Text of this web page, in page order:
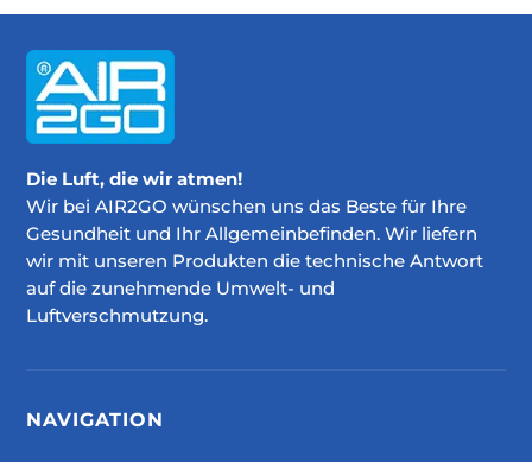
Die Luft, die wir atmen!
Wir bei AIR2GO wünschen uns das Beste für Ihre
Gesundheit und Ihr Allgemeinbefinden. Wir liefern
wir mit unseren Produkten die technische Antwort
auf die zunehmende Umwelt- und
Luftverschmutzung.
NAVIGATION